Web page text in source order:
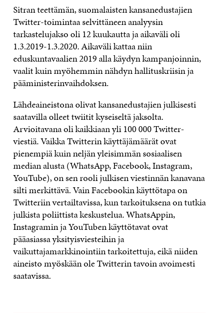
Sitran teettämän, suomalaisten kansanedustajien
Twitter-toimintaa selvittäneen analyysin
tarkastelujakso oli 12 kuukautta ja aikaväli oli
1.3.2019-1.3.2020. Aikaväli kattaa niin
eduskuntavaalien 2019 alla käydyn kampanjoinnin,
vaalit kuin myöhemmin nähdyn hallituskriisin ja
pääministerinvaihdoksen.
Lähdeaineistona olivat kansanedustajien julkisesti
saatavilla olleet twiitit kyseiseltä jaksolta.
Arvioitavana oli kaikkiaan yli 100 000 Twitter-
viestiä. Vaikka Twitterin käyttäjämäärät ovat
pienempiä kuin neljän yleisimmän sosiaalisen
median alusta (WhatsApp, Facebook, Instagram,
YouTube), on sen rooli julkisen viestinnän kanavana
silti merkittävä. Vain Facebookin käyttötapa on
Twitteriin vertailtavissa, kun tarkoituksena on tutkia
julkista poliittista keskustelua. WhatsAppin,
Instagramin ja YouTuben käyttötavat ovat
pääasiassa yksityisviesteihin ja
vaikuttajamarkkinointiin tarkoitettuja, eikä niiden
aineisto myöskään ole Twitterin tavoin avoimesti
saatavissa.